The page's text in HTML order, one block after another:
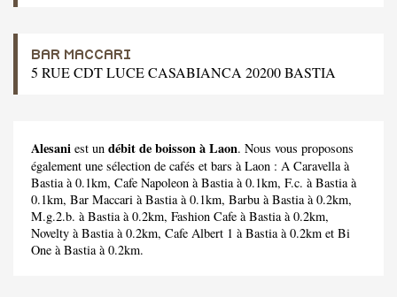
BAR MACCARI
5 RUE CDT LUCE CASABIANCA 20200 BASTIA
Alesani est un débit de boisson à Laon. Nous vous proposons
également une sélection de cafés et bars à Laon : A Caravellaà
Bastia à 0.1km, Cafe Napoleon à Bastia à 0.1km, F.c. à Bastia à
0.1km, Bar Maccari à Bastia à 0.1km, Barbu à Bastia à 0.2km,
M.g.2.b. à Bastia à 0.2km, Fashion Cafe à Bastia à 0.2km,
Novelty à Bastia à 0.2km, Cafe Albert 1 à Bastia à 0.2km et Bi
One à Bastia à 0.2km.